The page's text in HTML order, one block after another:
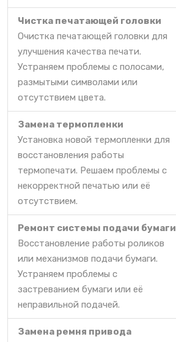
Чистка печатающей головки
Очистка печатающей головки для
улучшения качества печати.
Устраняем проблемы с полосами,
размытыми символами или
отсутствием цвета.
Замена термопленки
Установка новой термопленки для
восстановления работы
термопечати. Решаем проблемы с
некорректной печатью или её
отсутствием.
Ремонт системы подачи бумаги
Восстановление работы роликов
или механизмов подачи бумаги.
Устраняем проблемы с
застреванием бумаги или её
неправильной подачей.
Замена ремня привода